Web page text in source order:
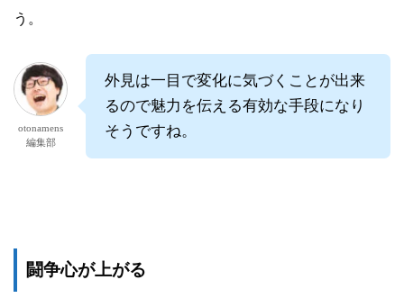
う。
otonamens
編集部
外見は一目で変化に気づくことが出来
るので魅力を伝える有効な手段になり
そうですね。
闘争心が上がる